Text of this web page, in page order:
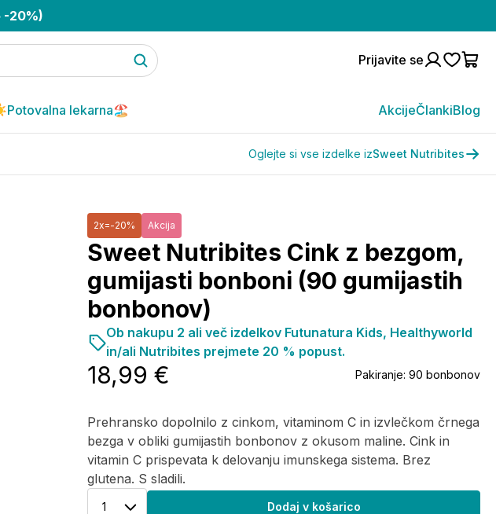
-20%)
Prijavite se
Potovalna lekarna🏖️ AkcijeČlankiBlog
Oglejte si vse izdelke izSweet Nutribites
2x=-20% Akcija
Sweet Nutribites Cink z bezgom,
gumijasti bonboni (90 gumijastih
bonbonov)
Prehransko dopolnilo z cinkom, vitaminom C in izvlečkom črnega
bezga v obliki gumijastih bonbonov z okusom maline. Cink in
vitamin C prispevata k delovanju imunskega sistema. Brez
glutena. S sladili.
18,99 € Pakiranje: 90 bonbonov
Ob nakupu 2 ali več izdelkov Futunatura Kids, Healthyworld
in/ali Nutribites prejmete 20 % popust.
1 Dodaj v košarico